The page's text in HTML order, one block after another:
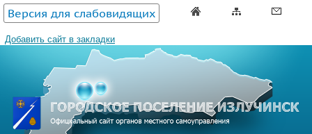
Версия для слабовидящих
Добавить сайт в закладки